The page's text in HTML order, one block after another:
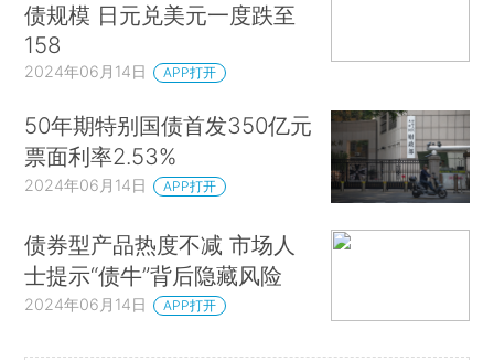
债规模 日元兑美元一度跌至
158
2024年06月14日 APP打开
50年期特别国债首发350亿元
票面利率2.53%
2024年06月14日 APP打开
债券型产品热度不减 市场人
士提示“债牛”背后隐藏风险
2024年06月14日 APP打开